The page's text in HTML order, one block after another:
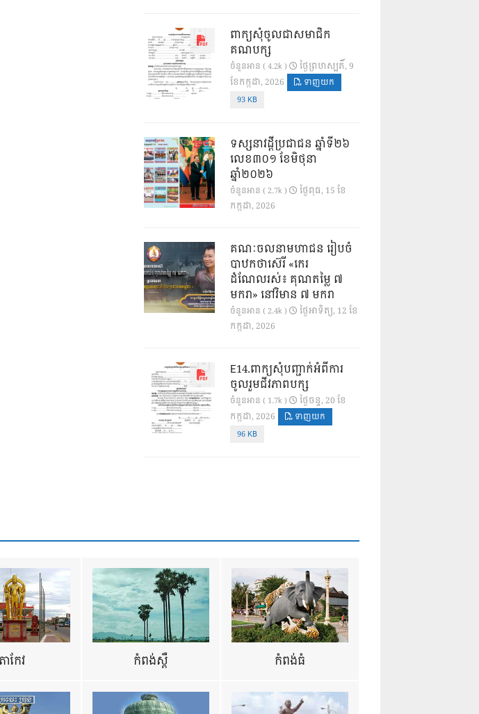
ពាក្យសុំចូលជាសមាជិក
គណបក្ស
ចំនួនអាន ( 4.2k )
ថ្ងៃ​ព្រហស្បតិ៍, 9
ខែ​កក្កដា, 2026
ទាញយក
93 KB
ទស្សនាវដ្ដីប្រជាជន ឆ្នាំទី២៦
លេខ៣០១ ខែមិថុនា
ឆ្នាំ២០២៦
ចំនួនអាន ( 2.7k )
ថ្ងៃ​ពុធ, 15 ខែ​
កក្កដា, 2026
គណៈចលនាមហាជន រៀបចំ
បាឋកថាស៊េរី «កេរ
ដំណែលរស់៖ គុណតម្លៃ ៧
មករា» នៅវិមាន ៧ មករា
ចំនួនអាន ( 2.4k )
ថ្ងៃ​អាទិត្យ, 12 ខែ​
កក្កដា, 2026
E14.ពាក្យសុំបញ្ជាក់អំពីការ
ចូលរួមជីវភាពបក្ស
ចំនួនអាន ( 1.7k )
ថ្ងៃ​ចន្ទ, 20 ខែ​
កក្កដា, 2026
ទាញយក
96 KB
តាកែវ កំពង់ស្ពឺ កំពង់ធំ